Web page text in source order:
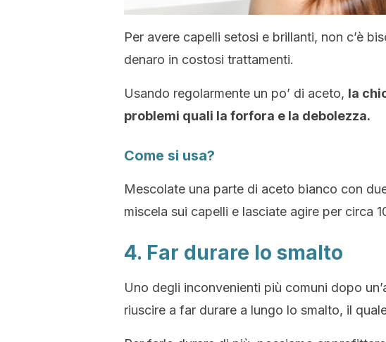
Per avere capelli setosi e brillanti, non c’è
denaro in costosi trattamenti.
Usando regolarmente un po’ di aceto, la
problemi quali la forfora e la debolezza.
Come si usa?
Mescolate una parte di aceto bianco con
miscela sui capelli e lasciate agire per circa
4. Far durare lo smalto
Uno degli inconvenienti più comuni dopo
riuscire a far durare a lungo lo smalto, il